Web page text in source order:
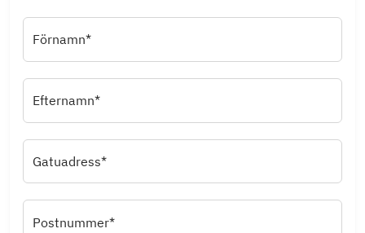
Förnamn*
Efternamn*
Gatuadress*
Postnummer*